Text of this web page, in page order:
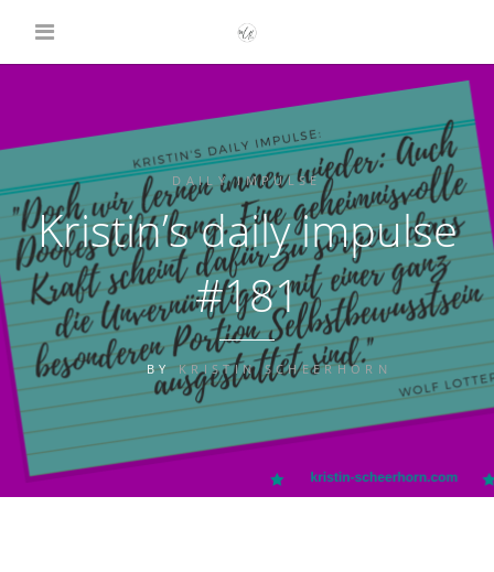
DAILY IMPULSE
Kristin’s daily impulse
#181
BYKRISTIN SCHEERHORN